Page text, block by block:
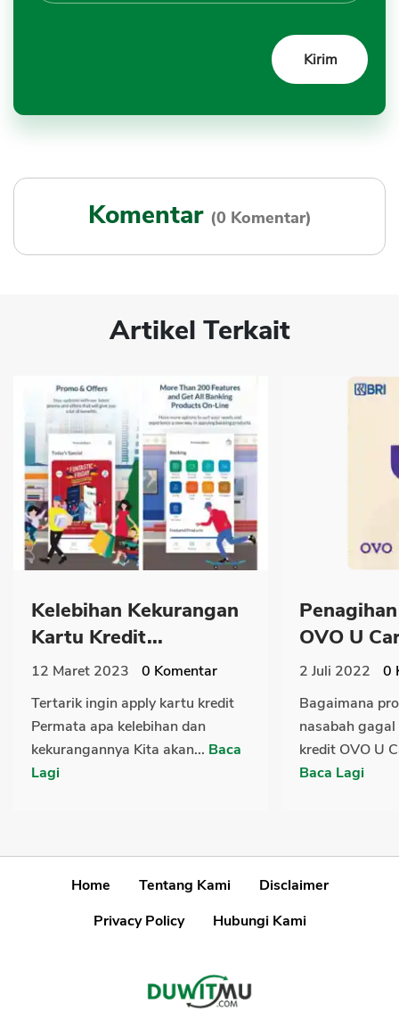
Komentar (0 Komentar)
Artikel Terkait
Kelebihan Kekurangan
Kartu Kredit...
12 Maret 2023 0 Komentar
Tertarik ingin apply kartu kredit
Permata apa kelebihan dan
kekurangannya Kita akan... Baca
Lagi
OVO U
2 Juli 2022 0
Bagaimana
nasabah
kredit OVO U
Baca Lagi
Home Tentang Kami
Disclaimer
Privacy Policy
Hubungi Kami